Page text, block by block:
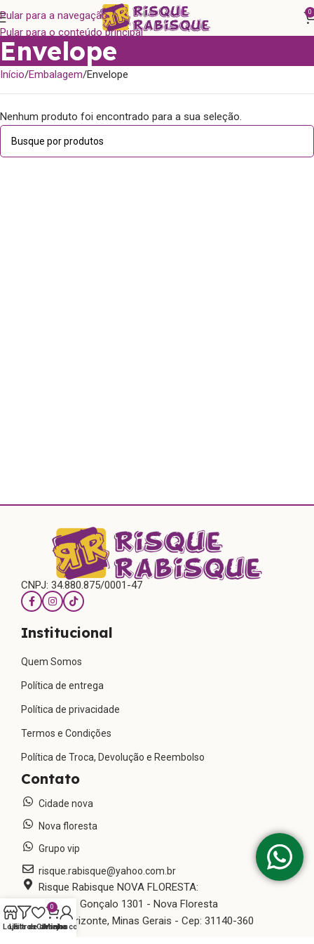
Pular para a navegação
Pular para o conteúdo principal
0
Envelope
Início Embalagem Envelope
Nenhum produto foi encontrado para a sua seleção.
CNPJ: 34.880.875/0001-47
Institucional
Quem Somos
Política de entrega
Política de privacidade
Termos e Condições
Política de Troca, Devolução e Reembolso
Contato
Cidade nova
Nova floresta
Grupo vip
risque.rabisque@yahoo.com.br
Risque Rabisque NOVA FLORESTA:
Rua São Gonçalo 1301 - Nova Floresta
Belo Horizonte, Minas Gerais - Cep: 31140-360
LojaFiltros
Lista de desejos
0
Carrinho
Minha conta